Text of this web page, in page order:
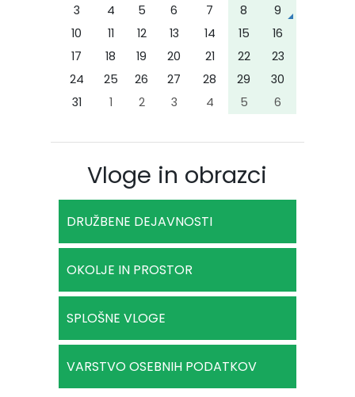
3
4 5 6 7 8
9
10
11 12 13 14 15
16
17
18 19 20 21 22
23
24
25 26 27 28 29
30
31
1 2 3 4 5 6
Vloge in obrazci
DRUŽBENE DEJAVNOSTI
OKOLJE IN PROSTOR
SPLOŠNE VLOGE
VARSTVO OSEBNIH PODATKOV